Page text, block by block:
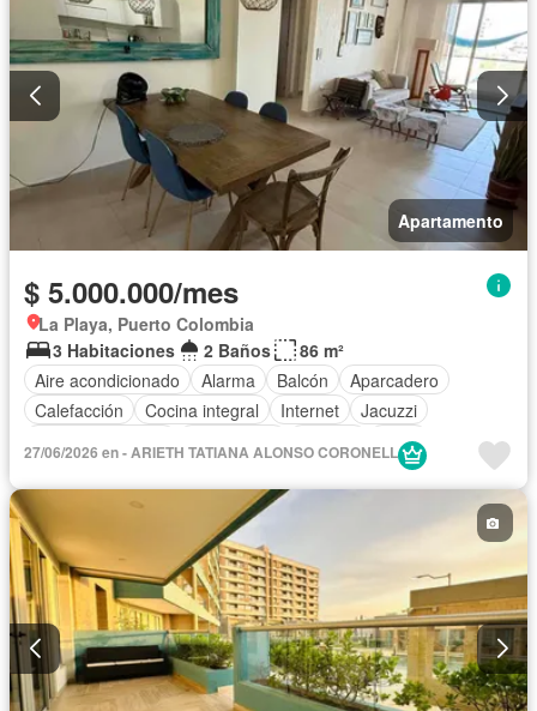
Apartamento
$ 5.000.000/mes
La Playa, Puerto Colombia
3 Habitaciones
2 Baños
86 m²
Aire acondicionado
Alarma Balcón
Aparcadero
Calefacción
Cocina integral Internet
Jacuzzi
Agua
Jardín
Acceso para personas con discapacidad
Caseta de vigilancia
Gimnasio
Sauna
Piscina
Seguridad privada Wifi
Permite mascotas
Permite niños
27/06/2026 en - ARIETH TATIANA ALONSO CORONELL